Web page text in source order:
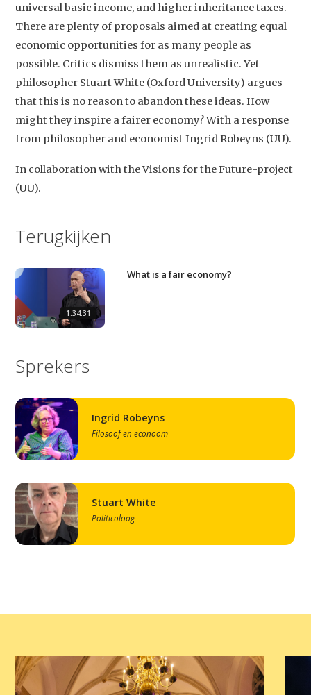
Studium Generale
Home
Agenda
Video
Contact
universal basic income, and higher inheritance taxes.
There are plenty of proposals aimed at creating equal
economic opportunities for as many people as
possible. Critics dismiss them as unrealistic. Yet
philosopher Stuart White (Oxford University) argues
that this is no reason to abandon these ideas. How
might they inspire a fairer economy? With a response
from philosopher and economist Ingrid Robeyns (UU).
In collaboration with theVisions for the Future-project
(UU).
Terugkijken
1:34:31
What is a fair economy?
Sprekers
Ingrid Robeyns
Filosoof en econoom
Stuart White
Politicoloog